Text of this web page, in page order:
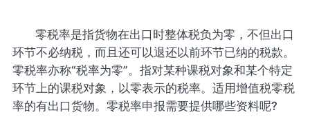
零税率是指货物在出口时整体税负为零，不但出口
环节不必纳税，而且还可以退还以前环节已纳的税款。
零税率亦称“税率为零”。指对某种课税对象和某个特定
环节上的课税对象，以零表示的税率。适用增值税零税
率的有出口货物。零税率申报需要提供哪些资料呢?